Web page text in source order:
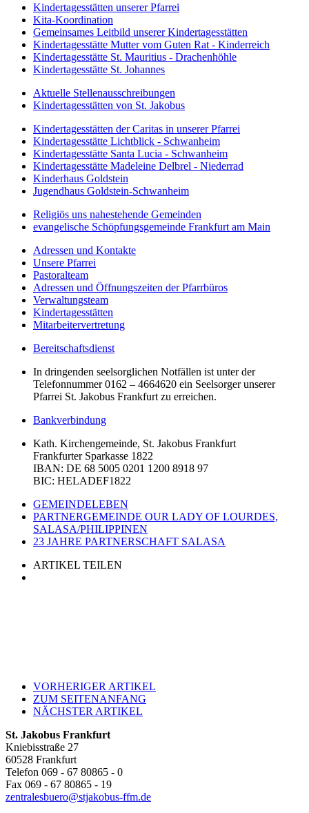
Kindertagesstätten unserer Pfarrei
Kita-Koordination
Gemeinsames Leitbild unserer Kindertagesstätten
Kindertagesstätte Mutter vom Guten Rat - Kinderreich
Kindertagesstätte St. Mauritius - Drachenhöhle
Kindertagesstätte St. Johannes
Aktuelle Stellenausschreibungen
Kindertagesstätten von St. Jakobus
Kindertagesstätten der Caritas in unserer Pfarrei
Kindertagesstätte Lichtblick - Schwanheim
Kindertagesstätte Santa Lucia - Schwanheim
Kindertagesstätte Madeleine Delbrel - Niederrad
Kinderhaus Goldstein
Jugendhaus Goldstein-Schwanheim
Religiös uns nahestehende Gemeinden
evangelische Schöpfungsgemeinde Frankfurt am Main
Adressen und Kontakte
Unsere Pfarrei
Pastoralteam
Adressen und Öffnungszeiten der Pfarrbüros
Verwaltungsteam
Kindertagesstätten
Mitarbeitervertretung
Bereitschaftsdienst
In dringenden seelsorglichen Notfällen ist unter der
Telefonnummer 0162 – 4664620 ein Seelsorger unserer
Pfarrei St. Jakobus Frankfurt zu erreichen.
Bankverbindung
Kath. Kirchengemeinde, St. Jakobus Frankfurt
Frankfurter Sparkasse 1822
IBAN: DE 68 5005 0201 1200 8918 97
BIC: HELADEF1822
GEMEINDELEBEN
PARTNERGEMEINDE OUR LADY OF LOURDES,
SALASA/PHILIPPINEN
23 JAHRE PARTNERSCHAFT SALASA
ARTIKEL TEILEN
VORHERIGER ARTIKEL
ZUM SEITENANFANG
NÄCHSTER ARTIKEL
St. Jakobus Frankfurt
Kniebisstraße 27
60528 Frankfurt
Telefon 069 - 67 80865 - 0
Fax 069 - 67 80865 - 19
zentralesbuero@stjakobus-ffm.de